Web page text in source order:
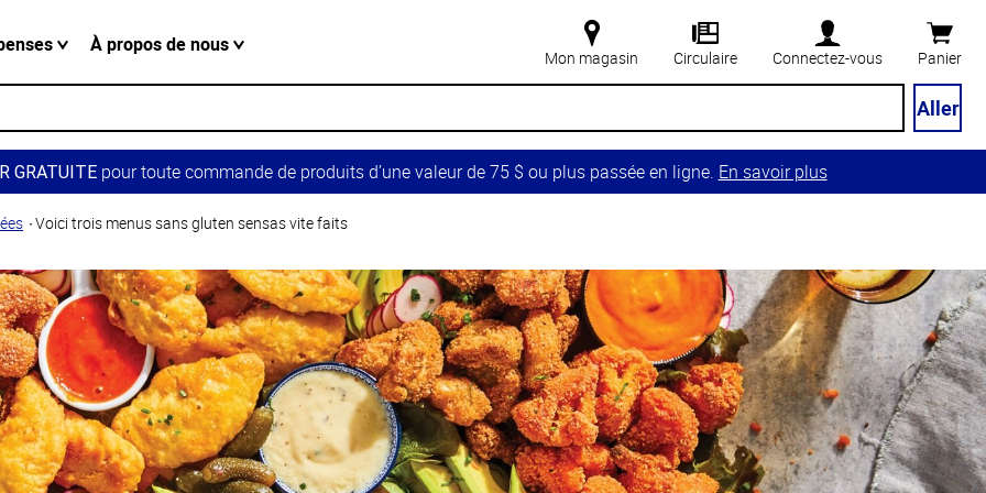
À propos de nous
Mon magasin Circulaire Connectez-vous Panier
Aller
GRATUITEpour toute commande de produits d’une valeur de 75 $ ou plus passée en ligne. En savoir plus
Voici trois menus sans gluten sensas vite faits